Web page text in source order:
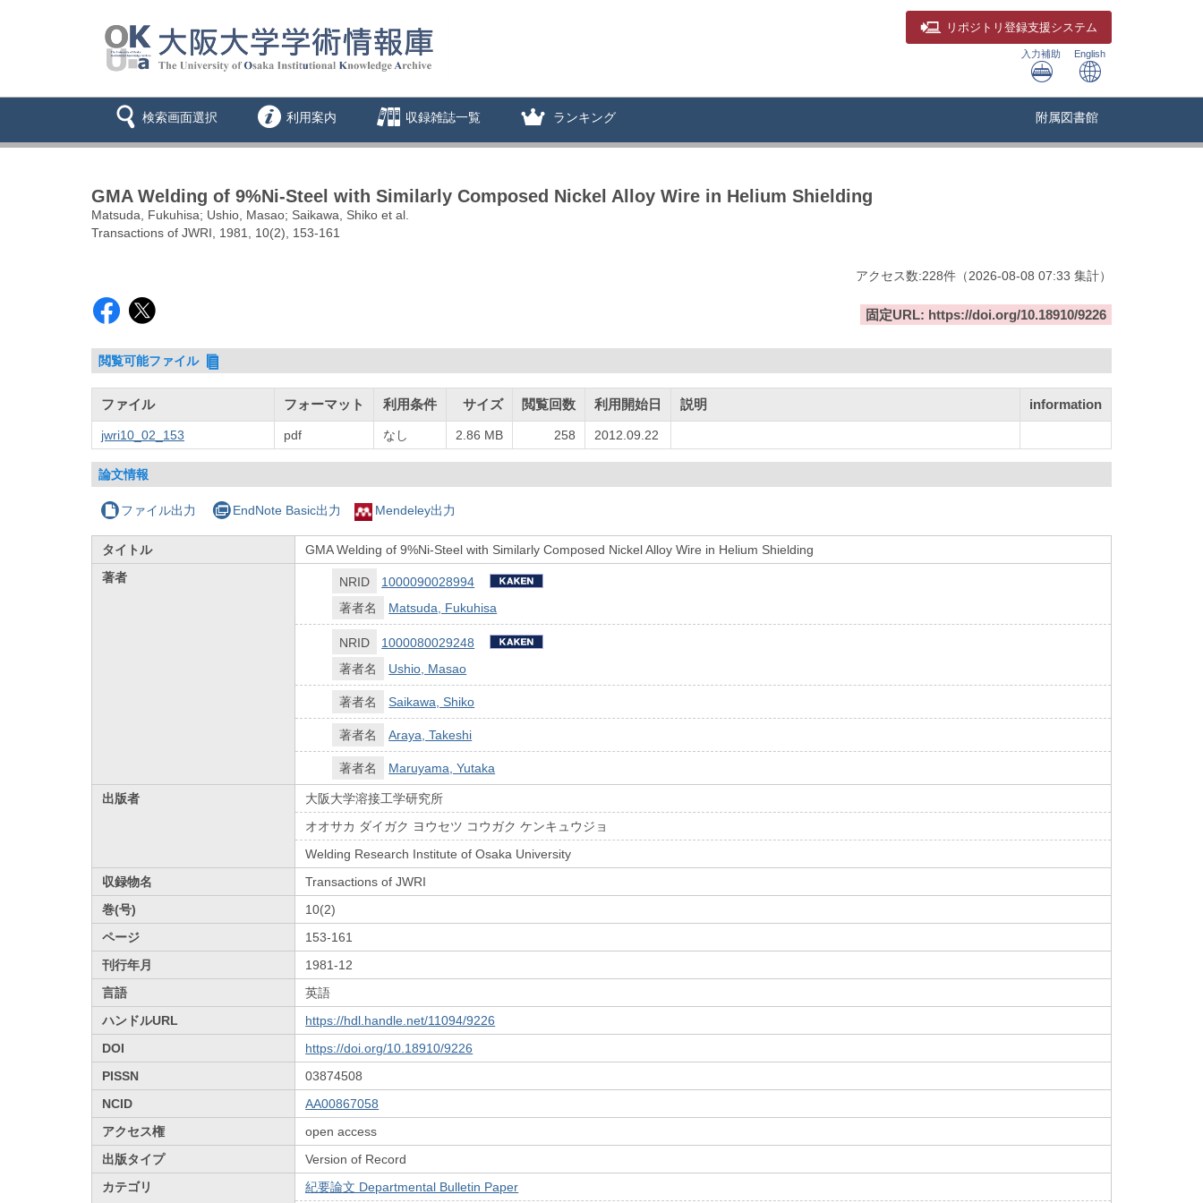
リポジトリ 登録支援システム
入力補助 English
検索画面選択 利用案内 収録雑誌一覧 ランキング 附属図書館
GMA Welding of 9%Ni-Steel with Similarly Composed Nickel Alloy Wire in Helium Shielding
Matsuda, Fukuhisa; Ushio, Masao; Saikawa, Shiko et al.
Transactions of JWRI, 1981, 10(2), 153-161
アクセス数:228件 （2026-08-08 07:33 集計）
固定URL: https://doi.org/10.18910/9226
閲覧可能ファイル
ファイル フォーマット 利用条件 サイズ 閲覧回数 利用開始日 説明 information
jwri10_02_153 pdf なし 2.86 MB 258 2012.09.22
論文情報
ファイル出力 EndNote Basic出力 Mendeley出力
タイトル
GMA Welding of 9%Ni-Steel with Similarly Composed Nickel Alloy Wire in Helium Shielding
著者
NRID
1000090028994
著者名
Matsuda, Fukuhisa
NRID
1000080029248
著者名
Ushio, Masao
著者名 Saikawa, Shiko
著者名 Araya, Takeshi
著者名 Maruyama, Yutaka
出版者
大阪大学溶接工学研究所
オオサカ ダイガク ヨウセツ コウガク ケンキュウジョ
Welding Research Institute of Osaka University
収録物名
Transactions of JWRI
巻(号)
10(2)
ページ
153-161
刊行年月
1981-12
言語
英語
ハンドルURL
https://hdl.handle.net/11094/9226
DOI
https://doi.org/10.18910/9226
PISSN
03874508
NCID
AA00867058
アクセス権
open access
出版タイプ
Version of Record
カテゴリ
紀要論文 Departmental Bulletin Paper